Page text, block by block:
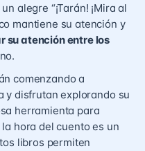
alegre “¡Tarán! ¡Mira al
mantiene su atención y
su atención entre los
comenzando a
y disfrutan explorando su
herramienta para
hora del cuento es un
libros permiten